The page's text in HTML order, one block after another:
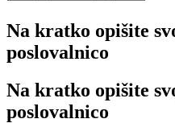
Na kratko opišite
poslovalnico
Na kratko opišite
poslovalnico